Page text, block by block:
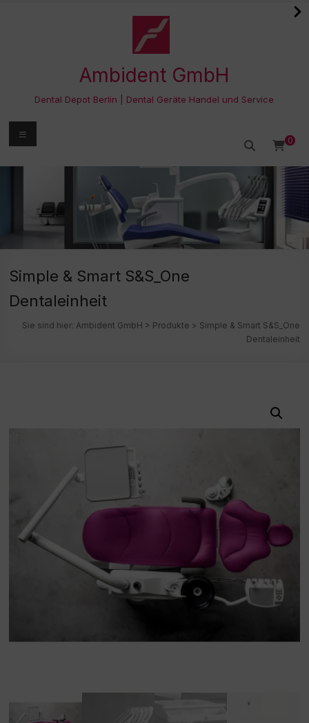
Ambident GmbH
Dental Depot Berlin | Dental Geräte Handel und Service
0
Menü
Simple & Smart S&S_One
Dentaleinheit
Sie sind hier: Ambident GmbH > Produkte > Simple & Smart S&S_One
Dentaleinheit